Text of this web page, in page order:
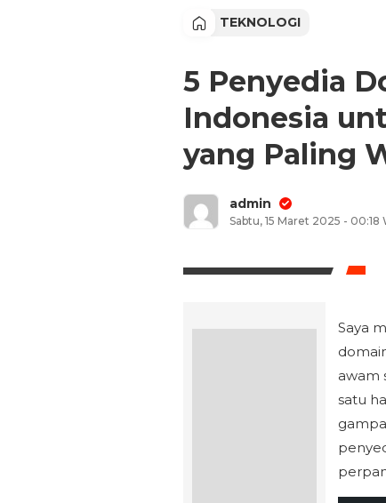
TEKNOLOGI
5 Penyedia
Indonesia
yang Paling
admin
Sabtu, 15 Maret 2025 - 00:18
Saya
awam
satu